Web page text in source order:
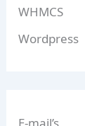
WHMCS
Wordpress
E-mail’s